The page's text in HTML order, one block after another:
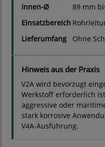
Innen-Ø
89 mm
Einsatzbereich
Lieferumfang
Ohne
Hinweis aus der Praxis
V2A wird bevorzugt
Werkstoff erforderlich
aggressive oder
stark korrosive
V4A-Ausführung.